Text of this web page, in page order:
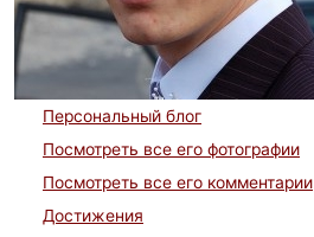
Персональный блог
Посмотреть все его фотографии
Посмотреть все его комментарии
Достижения